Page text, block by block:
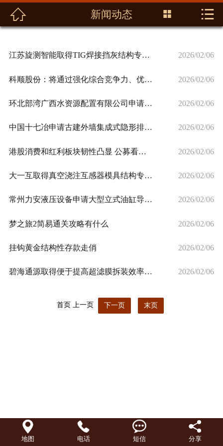
 首页
 新闻动态  
江苏旋测智能取得TIG焊接挡灰结构专利保证旋变产品的清洁度 2026/02/06
科顺股份：将通过强化综合竞争力、优化渠道客户结构、推动行业健 2026/02/06
环北部湾广西水资源配置有限公司申请隧道施工围岩与支护结构变形 2026/02/06
中国十七冶申请古建外墙集成式隐形排水结构专利显著提升仿古砖层 2026/02/06
港股消费和红利板块韧性凸显 公募看好结构性投资机会 2026/02/06
大一互取得真空浇注互感器模具结构专利无需翻转、敲打即可脱模 2026/02/06
常州力安液压设备申请大型立式油缸导向套防污密封结构专利实现对 2026/02/06
梦之旅2简易通关攻略有什么 2026/02/06
挂钩黄金结构性存款走俏 2026/02/06
碧海通源取得便于提高超滤膜拆装效率的撬装式超滤膜结构专利有利 2026/02/06
首页 上一页 下一页 末页

地图

电话

短信

分享